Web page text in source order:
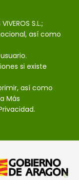
S.L.;
así como
si existe
así como
Más